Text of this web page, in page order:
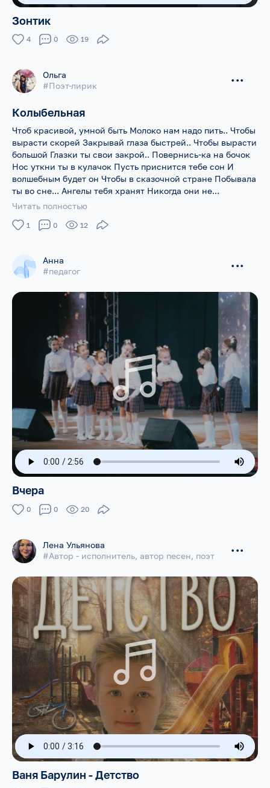
Зонтик
4 0 19
Ольга
#Поэт-лирик
...
Колыбельная
Чтоб красивой, умной быть Молоко нам надо пить.. Чтобы
вырасти скорей Закрывай глаза быстрей.. Чтобы вырасти
большой Глазки ты свои закрой.. Повернись-ка на бочок
Нос уткни ты в кулачок Пусть приснится тебе сон И
волшебным будет он Чтобы в сказочной стране Побывала
ты во сне... Ангелы тебя хранят Никогда они не...
Читать полностью
1 0 12
Анна
#педагог
...
Вчера
0 0 20
Лена Ульянова
#Автор - исполнитель, автор песен, поэт
...
Ваня Барулин - Детство